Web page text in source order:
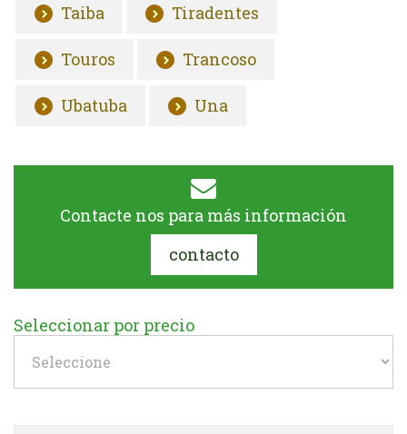
Taiba Tiradentes
Touros Trancoso
Ubatuba Una
Contacte nos para más información
contacto
Seleccionar por precio